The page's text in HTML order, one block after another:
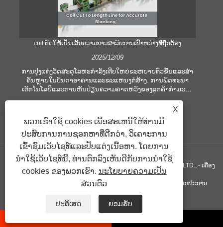
coil ຕັດໃຫ້ເປັນເສັ້ນຄວາມຍາວສໍາລັບການເປົ່າຫວ່າງທີ່ຖືກຕ້ອງ
2025/12/09
ການປຸງແຕ່ງວັດສະດຸໂລຫະກໍາລັງເຕີບໃຫຍ່ຂະຫຍາຍຕົວຂື້ນແລະສໍາ
ຄັນຫຼາຍໃນບັນດາອາຄານແລະຂະແຫນງກໍ່ສ້າງ. ການພັດທະນາ
ເຕັກໂນໂລຢີແລະການຫັນປ່ຽນຄວາມຄາດຫວັງຂອງລູກຄ້າກໍາມະກໍາ
ຕ້ອງການດ້ານຄຸນນະພາບ. ເຕັກນິກການປຸງແຕ່ງມືແບບທໍາມະດາແມ່ນ
ບໍ່ພຽງພໍທີ່ຈະຕອບສະຫນອງຄວາມຕ້ອງການຂອງອຸດສາຫະກໍາທີ່ທັນ
ສະໄຫມ, ໂດຍສະເພາະໃນການສະແຫວງຫາຄວາມຖືກຕ້ອງແລະ
ປະສິດທິພາບສູງ. ເພາະສະນັ້ນ, coil ການຕັດໄປຫາເສັ້ນຄວາມຍາວ
ໄດ້ເກີດຂື້ນເປັນອຸປະກອນປະມວນຜົນ coil.
ສະຫງວນລິຂະສິດ © GUANGZHOU KINGREAL MACHINERY CO., LTD., - ເຄື່ອງ
ຕັດທໍ່, ຕັດທໍ່ເສັ້ນໃຫ້ຍາວ, ຕັດໂລຫະເປັນເສັ້ນຍາວ - ສະຫງວນລິຂະສິດທຸກປະການ
Sitemap XML
X
ພວກເຮົາໃຊ້ cookies ເພື່ອສະເຫນີໃຫ້ທ່ານມີ
ປະສົບການການຊອກຫາທີ່ດີກວ່າ, ວິເຄາະການ
ເຂົ້າຊົມເວັບໄຊທ໌ແລະປັບແຕ່ງເນື້ອຫາ. ໂດຍການ
ນໍາໃຊ້ເວັບໄຊທ໌ນີ້, ທ່ານຕົກລົງເຫັນດີກັບການນໍາໃຊ້
cookies ຂອງພວກເຮົາ. ນະໂຍບາຍຄວາມເປັນ
ສ່ວນຕົວ
ປະຕິເສດ ຍອມຮັບ